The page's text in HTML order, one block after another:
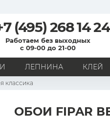
(495) 268 14 24
Работаем без выходных
с 09-00 до 21-00
ЛЕПНИНА КЛЕЙ
Классика
классика
ОБОИ FIPAR